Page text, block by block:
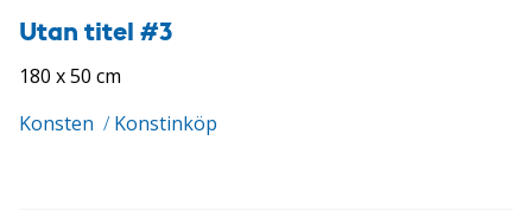
Utan titel #3
180 x 50 cm
Konsten / Konstinköp